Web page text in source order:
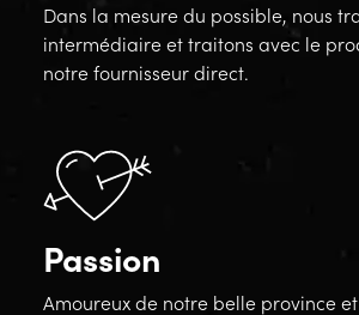
Dans la mesure du possible, nous
intermédiaire et traitons avec le
notre fournisseur direct.
Passion
Amoureux de notre belle province